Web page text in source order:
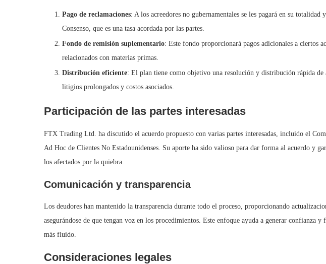
Pago de reclamaciones: A los acreedores no gubernamentales se les pagará en su totalidad
Consenso, que es una tasa acordada por las partes.
Fondo de remisión suplementario: Este fondo proporcionará pagos adicionales a ciertos
relacionados con materias primas.
Distribución eficiente: El plan tiene como objetivo una resolución y distribución rápida de
litigios prolongados y costos asociados.
Participación de las partes interesadas
FTX Trading Ltd. ha discutido el acuerdo propuesto con varias partes interesadas, incluido el
Ad Hoc de Clientes No Estadounidenses. Su aporte ha sido valioso para dar forma al acuerdo y
los afectados por la quiebra.
Comunicación y transparencia
Los deudores han mantenido la transparencia durante todo el proceso, proporcionando
asegurándose de que tengan voz en los procedimientos. Este enfoque ayuda a generar confianza
más fluido.
Consideraciones legales